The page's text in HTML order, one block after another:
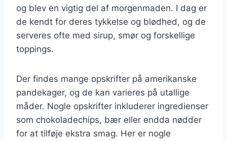
og blev en vigtig del af morgenmaden. I dag er
de kendt for deres tykkelse og blødhed, og de
serveres ofte med sirup, smør og forskellige
toppings.
Der findes mange opskrifter på amerikanske
pandekager, og de kan varieres på utallige
måder. Nogle opskrifter inkluderer ingredienser
som chokoladechips, bær eller endda nødder
for at tilføje ekstra smag. Her er nogle